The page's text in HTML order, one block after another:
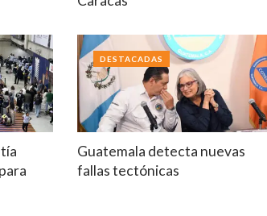
Guatemala detecta nuevas
fallas tectónicas
DESTACADAS